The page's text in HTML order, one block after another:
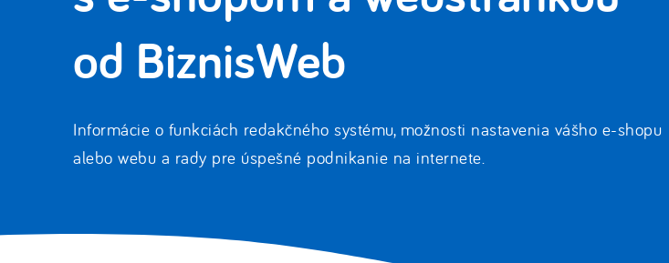
od BiznisWeb
Informácie o funkciách redakčného systému, možnosti nastavenia vášho e-shopu
alebo webu a rady pre úspešné podnikanie na internete.